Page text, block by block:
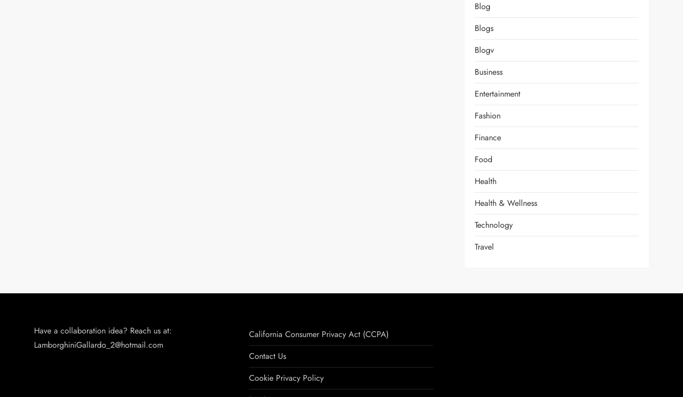
Blog
Blogs
Blogv
Business
Entertainment
Fashion
Finance
Food
Health
Health & Wellness
Technology
Travel
Have a collaboration idea? Reach us at:
LamborghiniGallardo_2@hotmail.com
California Consumer Privacy Act (CCPA)
Contact Us
Cookie Privacy Policy